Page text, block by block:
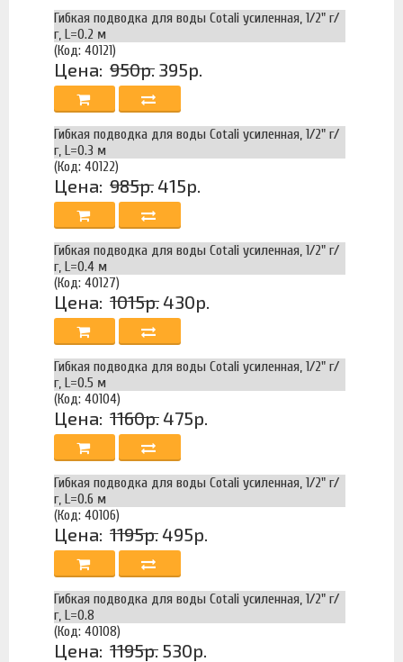
Гибкая подводка для воды Cotali усиленная, 1/2" г/
г, L=0.2 м
(Код: 40121)
Цена: 950р. 395р.
Гибкая подводка для воды Cotali усиленная, 1/2" г/
г, L=0.3 м
(Код: 40122)
Цена: 985р. 415р.
Гибкая подводка для воды Cotali усиленная, 1/2" г/
г, L=0.4 м
(Код: 40127)
Цена: 1015р. 430р.
Гибкая подводка для воды Cotali усиленная, 1/2" г/
г, L=0.5 м
(Код: 40104)
Цена: 1160р. 475р.
Гибкая подводка для воды Cotali усиленная, 1/2" г/
г, L=0.6 м
(Код: 40106)
Цена: 1195р. 495р.
Гибкая подводка для воды Cotali усиленная, 1/2" г/
г, L=0.8
(Код: 40108)
Цена: 1195р. 530р.